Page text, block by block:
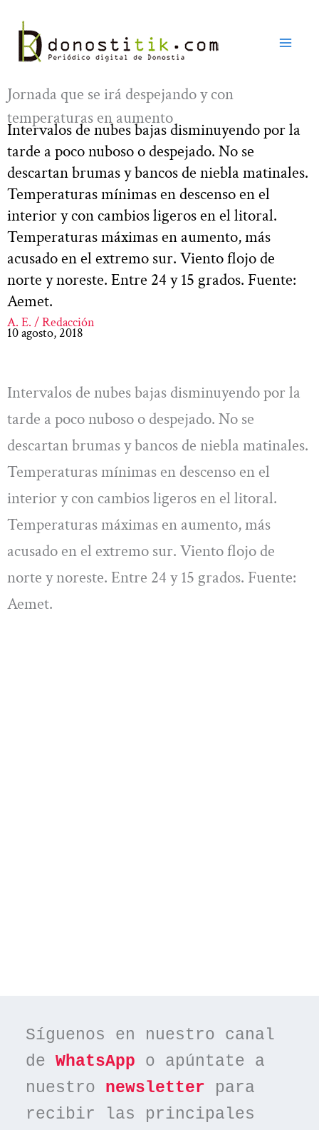
contenido
Jornada que se irá despejando y con
temperaturas en aumento
Intervalos de nubes bajas disminuyendo por la
tarde a poco nuboso o despejado. No se
descartan brumas y bancos de niebla matinales.
Temperaturas mínimas en descenso en el
interior y con cambios ligeros en el litoral.
Temperaturas máximas en aumento, más
acusado en el extremo sur. Viento flojo de
norte y noreste. Entre 24 y 15 grados. Fuente:
Aemet.
A. E. / Redacción
10 agosto, 2018
Intervalos de nubes bajas disminuyendo por la
tarde a poco nuboso o despejado. No se
descartan brumas y bancos de niebla matinales.
Temperaturas mínimas en descenso en el
interior y con cambios ligeros en el litoral.
Temperaturas máximas en aumento, más
acusado en el extremo sur. Viento flojo de
norte y noreste. Entre 24 y 15 grados. Fuente:
Aemet.
Síguenos en nuestro canal
de WhatsApp o apúntate a
nuestro newsletter para
recibir las principales